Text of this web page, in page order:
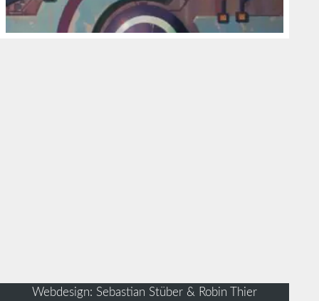
Webdesign: Sebastian Stüber & Robin Thier